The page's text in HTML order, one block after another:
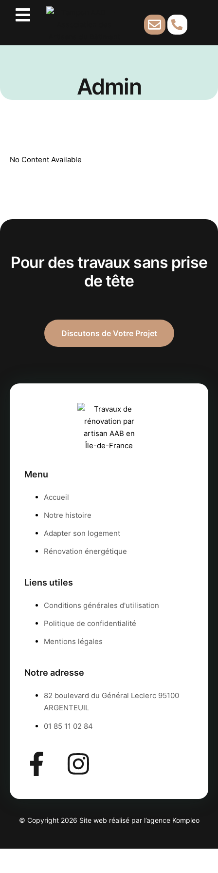
Admin
No Content Available
Pour des travaux sans prise
de tête
Discutons de Votre Projet
Menu
Accueil
Notre histoire
Adapter son logement
Rénovation énergétique
Liens utiles
Conditions générales d'utilisation
Politique de confidentialité
Mentions légales
Notre adresse
82 boulevard du Général Leclerc 95100
ARGENTEUIL
01 85 11 02 84
© Copyright 2026 Site web réalisé par l’agence Kompleo